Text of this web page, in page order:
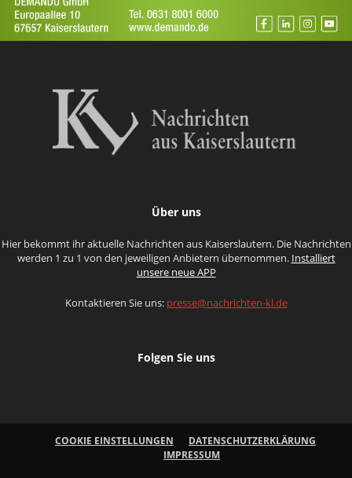
Über uns
Hier bekommt ihr aktuelle Nachrichten aus Kaiserslautern. Die Nachrichten
werden 1 zu 1 von den jeweiligen Anbietern übernommen. Installiert
unsere neue APP
Kontaktieren Sie uns: presse@nachrichten-kl.de
Folgen Sie uns
COOKIE EINSTELLUNGEN
DATENSCHUTZERKLÄRUNG
IMPRESSUM